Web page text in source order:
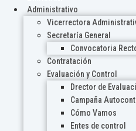
Administrativo
Vicerrectora
Secretaría General
Convocatoria
Contratación
Evaluación y Control
Drector de
Campaña
Cómo Vamos
Entes de control